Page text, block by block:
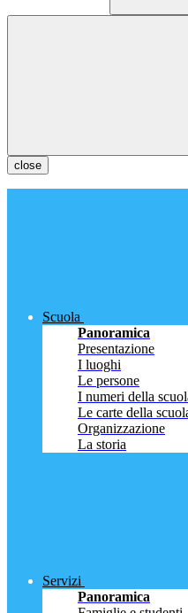
close
Scuola
Panoramica
Presentazione
I luoghi
Le persone
I numeri della
Le carte della
Organizzazione
La storia
Servizi
Panoramica